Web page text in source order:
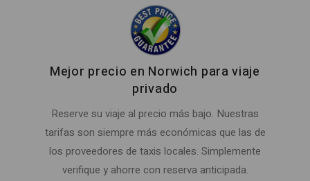
Mejor precio en Norwich para viaje
privado
Reserve su viaje al precio más bajo. Nuestras
tarifas son siempre más económicas que las de
los proveedores de taxis locales. Simplemente
verifique y ahorre con reserva anticipada.